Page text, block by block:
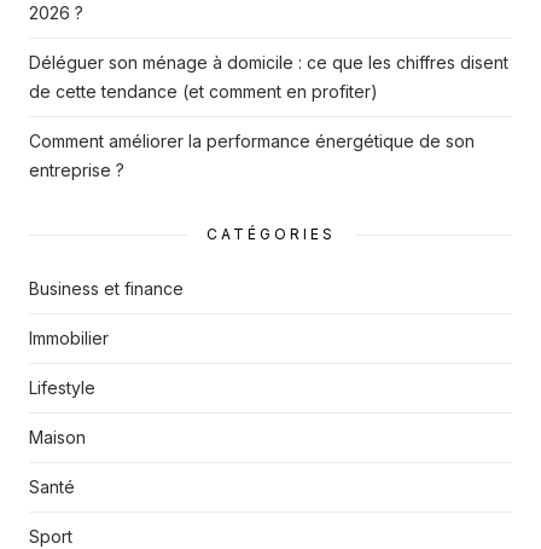
2026 ?
Déléguer son ménage à domicile : ce que les chiffres disent
de cette tendance (et comment en profiter)
Comment améliorer la performance énergétique de son
entreprise ?
CATÉGORIES
Business et finance
Immobilier
Lifestyle
Maison
Santé
Sport